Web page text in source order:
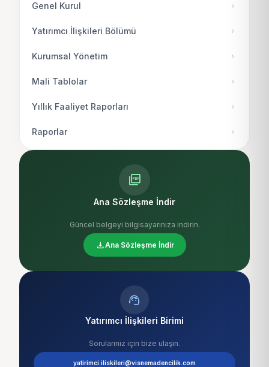
Genel Kurul chevron_right
Yatırımcı İlişkileri Bölümü chevron_right
Kurumsal Yönetim chevron_right
Mali Tablolar chevron_right
Yıllık Faaliyet Raporları chevron_right
Raporlar chevron_right
picture_as_pdf
Ana Sözleşme İndir
Güncel belgeyi bilgisayarınıza indirin.
downloadAna Sözleşme İndir
support_agent
Yatırımcı İlişkileri Birimi
Sorularınız için bize ulaşın.
yatirimci.iliskileri@visnemadencilik.com